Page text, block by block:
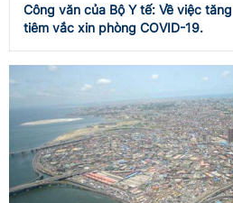
Công văn của Bộ Y tế: Về việc
tiêm vắc xin phòng COVID-19.